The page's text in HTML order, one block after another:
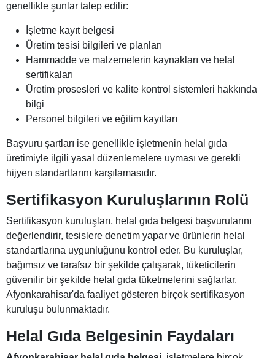
genellikle şunlar talep edilir:
İşletme kayıt belgesi
Üretim tesisi bilgileri ve planları
Hammadde ve malzemelerin kaynakları ve helal
sertifikaları
Üretim prosesleri ve kalite kontrol sistemleri hakkında
bilgi
Personel bilgileri ve eğitim kayıtları
Başvuru şartları ise genellikle işletmenin helal gıda
üretimiyle ilgili yasal düzenlemelere uyması ve gerekli
hijyen standartlarını karşılamasıdır.
Sertifikasyon Kuruluşlarının Rolü
Sertifikasyon kuruluşları, helal gıda belgesi başvurularını
değerlendirir, tesislere denetim yapar ve ürünlerin helal
standartlarına uygunluğunu kontrol eder. Bu kuruluşlar,
bağımsız ve tarafsız bir şekilde çalışarak, tüketicilerin
güvenilir bir şekilde helal gıda tüketmelerini sağlarlar.
Afyonkarahisar'da faaliyet gösteren birçok sertifikasyon
kuruluşu bulunmaktadır.
Helal Gıda Belgesinin Faydaları